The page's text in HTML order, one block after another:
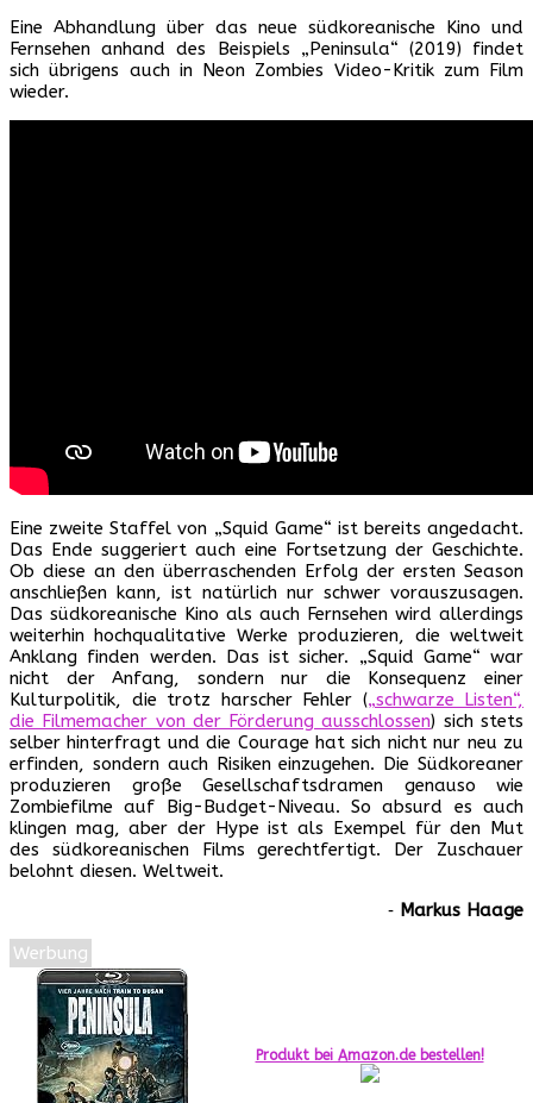
Eine Abhandlung über das neue südkoreanische Kino und
Fernsehen anhand des Beispiels „Peninsula“ (2019) findet
sich übrigens auch in Neon Zombies Video-Kritik zum Film
wieder.
Eine zweite Staffel von „Squid Game“ ist bereits angedacht.
Das Ende suggeriert auch eine Fortsetzung der Geschichte.
Ob diese an den überraschenden Erfolg der ersten Season
anschließen kann, ist natürlich nur schwer vorauszusagen.
Das südkoreanische Kino als auch Fernsehen wird allerdings
weiterhin hochqualitative Werke produzieren, die weltweit
Anklang finden werden. Das ist sicher. „Squid Game“ war
nicht der Anfang, sondern nur die Konsequenz einer
Kulturpolitik, die trotz harscher Fehler („schwarze Listen“,
die Filmemacher von der Förderung ausschlossen) sich stets
selber hinterfragt und die Courage hat sich nicht nur neu zu
erfinden, sondern auch Risiken einzugehen. Die Südkoreaner
produzieren große Gesellschaftsdramen genauso wie
Zombiefilme auf Big-Budget-Niveau. So absurd es auch
klingen mag, aber der Hype ist als Exempel für den Mut
des südkoreanischen Films gerechtfertigt. Der Zuschauer
belohnt diesen. Weltweit.
‐ Markus Haage
Werbung
Produkt bei Amazon.de bestellen!